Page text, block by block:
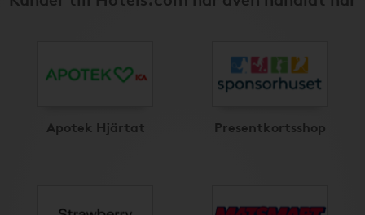
Apotek Hjärtat Presentkortsshop